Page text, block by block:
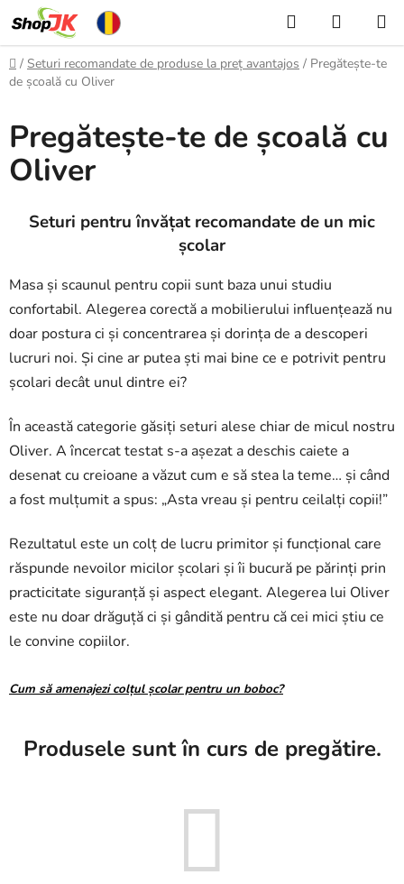
conținut
Căutare
DE
Acasă
/ Seturi recomandate de produse la preț avantajos / Pregătește-te
de școală cu Oliver
Pregătește-te de școală cu
Oliver
Seturi pentru învățat recomandate de un mic
școlar
Masa și scaunul pentru copii sunt baza unui studiu
confortabil. Alegerea corectă a mobilierului influențează nu
doar postura ci și concentrarea și dorința de a descoperi
lucruri noi. Și cine ar putea ști mai bine ce e potrivit pentru
școlari decât unul dintre ei?
În această categorie găsiți seturi alese chiar de micul nostru
Oliver. A încercat testat s-a așezat a deschis caiete a
desenat cu creioane a văzut cum e să stea la teme… și când
a fost mulțumit a spus: „Asta vreau și pentru ceilalți copii!”
Rezultatul este un colț de lucru primitor și funcțional care
răspunde nevoilor micilor școlari și îi bucură pe părinți prin
practicitate siguranță și aspect elegant. Alegerea lui Oliver
este nu doar drăguță ci și gândită pentru că cei mici știu ce
le convine copiilor.
Cum să amenajezi colțul școlar pentru un boboc?
Produsele sunt în curs de pregătire.